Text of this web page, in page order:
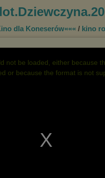
dla Koneserów««« / kino
not be loaded, either because
or because the format is not